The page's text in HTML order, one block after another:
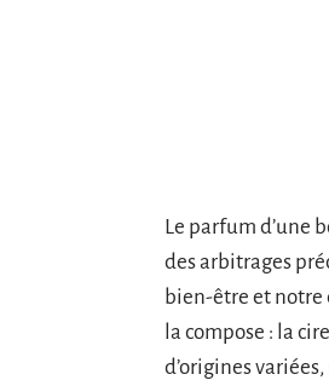
Le parfum d’une
des arbitrages
bien-être et notre
la compose : la
d’origines